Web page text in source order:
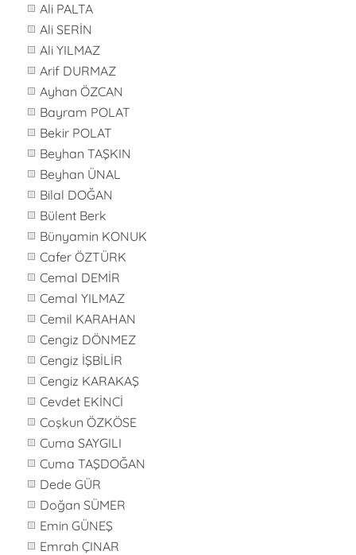
Ali PALTA
Ali SERİN
Ali YILMAZ
Arif DURMAZ
Ayhan ÖZCAN
Bayram POLAT
Bekir POLAT
Beyhan TAŞKIN
Beyhan ÜNAL
Bilal DOĞAN
Bülent Berk
Bünyamin KONUK
Cafer ÖZTÜRK
Cemal DEMİR
Cemal YILMAZ
Cemil KARAHAN
Cengiz DÖNMEZ
Cengiz İŞBİLİR
Cengiz KARAKAŞ
Cevdet EKİNCİ
Coşkun ÖZKÖSE
Cuma SAYGILI
Cuma TAŞDOĞAN
Dede GÜR
Doğan SÜMER
Emin GÜNEŞ
Emrah ÇINAR